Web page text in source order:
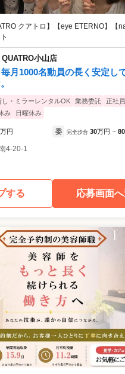
クアトロ】【eye ETERNO】【
小山店
月1000名動員の長く安定し
し・ミラーレンタルOK 業務委託
正社員
み 日曜休み
万円 委 完全歩合 30万円 ~ 80
4-20-1
する 応募画面